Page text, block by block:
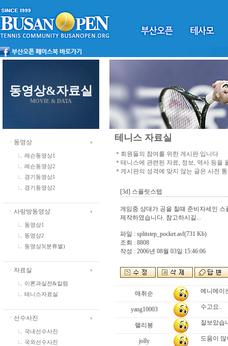
동영상&자료실
MOVIE & DATA
ㆍ동영상
레슨동영상1
레슨동영상2
경기동영상1
경기동영상2
ㆍ사랑방동영상
동영상1
동영상2
동영상3(분류별)
ㆍ자료실
이론과실전&칼럼
테니스자료실
ㆍ선수사진
국내선수사진
국외선수사진
테니스 자료실
＊회원들의 참여를 위한 게시판 입니다
＊테니스에 관련된 자료, 정보, 역사 등을
＊게시판의 성격에 맞지 않는 글은 사전
[3d] 스플릿스텝
게임중 상대가 공을 칠때 준비자세인 스
제작하였습니다. 참고하시길...
파일 : splitstep_pocket.asf(731 Kb)
조회 : 8808
작성 : 2006년 08월 03일 15:46:06
매취순 에니메이
yang10003 수고요..
랠리봉 잘보았습
jolly 도움이